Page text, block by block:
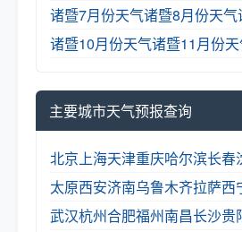
诸暨7月份天气诸暨8月份天气
诸暨10月份天气诸暨11月份
主要城市天气预报查询
北京 上海天津重庆哈尔滨长春
太原西安济南乌鲁木齐拉萨西
武汉杭州合肥福州南昌长沙贵